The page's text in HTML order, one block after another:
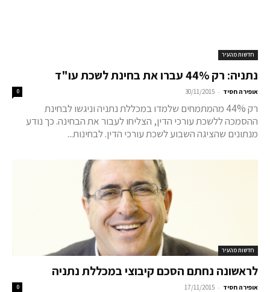
חדשות מהעיר
נתניה: רק 44% עברו את בחינת לשכת עו"ד
אופירה חסיד -
30/11/2015
0
רק 44% מהמתמחים שלמדו במכללת נתניה וניגשו לבחינת
ההסמכה ללשכת עורכי הדין, הצליחו לעבור את הבחינה. כך נודע
מנתונים שהציגה השבוע לשכת עורכי הדין. לבחינות...
חדשות מהעיר
לראשונה נחתם הסכם קיבוצי במכללת נתניה
אופירה חסיד -
17/11/2015
0